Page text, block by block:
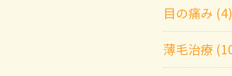
目の痛み (4)
薄毛治療